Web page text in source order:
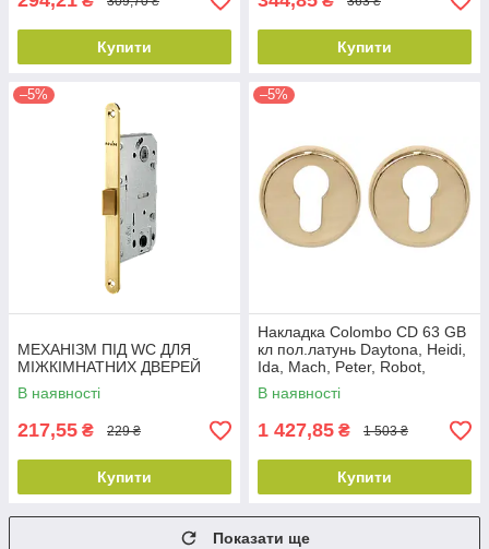
Купити Купити
–5%
МЕХАНІЗМ ПІД WC ДЛЯ
МІЖКІМНАТНИХ ДВЕРЕЙ
В наявності
217,55 ₴ 229 ₴
Купити
–5%
Накладка Colombo CD 63 GB
кл пол.латунь Daytona, Heidi,
Ida, Mach, Peter, Robot,
Robodue, Roboquattro, Talita
В наявності
1 427,85 ₴ 1 503 ₴
Купити
Показати ще